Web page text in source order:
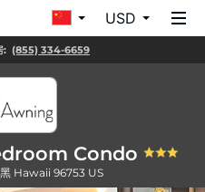
USD
: (855) 334-6659
Condo
Hawaii 96753 US